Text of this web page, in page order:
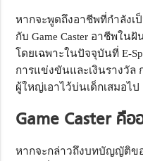
หากจะพูดถึงอาชีพที่กำลังเ
กับ Game Caster อาชีพใน
โดยเฉพาะในปัจจุบันที่ E-
การแข่งขันและเงินรางวัล
ผู้ใหญ่เอาไว้บ่นเด็กเสมอไป
Game Casterคืออ
หากจะกล่าวถึงบทบัญญัติขอ